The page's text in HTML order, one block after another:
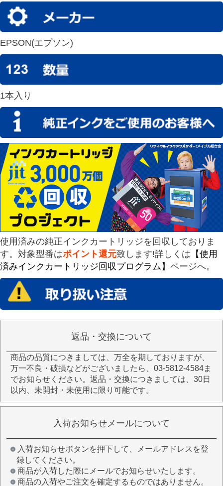
EPSON(エプソン)
1本入り
使用済みの純正インクカートリッジを回収しておりま
す。対象型番はポイント還元致します!詳しくは 【使用
済みインクカートリッジ回収プログラム】 ページへ。
返品・交換について
商品の品質につきましては、万全を期しておりますが、
万一不良・破損などがございましたら、03-5812-4584ま
でお知らせください。返品・交換につきましては、30日
以内、未開封・未使用に限り可能です。
入荷お知らせメールについて
入荷お知らせボタンを押下して、メールアドレスを登
録してください。
商品が入荷した際にメールでお知らせいたします。
商品の入荷やご注文を確定するものではありません。